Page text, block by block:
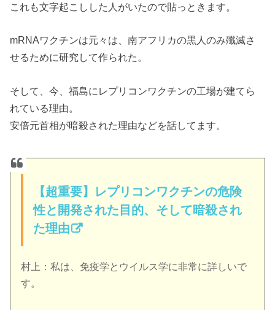
これも文字起こしした人がいたので貼っときます。
mRNAワクチンは元々は、南アフリカの黒人のみ殲滅さ
せるために研究して作られた。
そして、今、福島にレプリコンワクチンの工場が建てら
れている理由。
安倍元首相が暗殺された理由などを話してます。
【超重要】レプリコンワクチンの危険
性と開発された目的、そして暗殺され
た理由
村上：私は、免疫学とウイルス学に非常に詳しいで
す。